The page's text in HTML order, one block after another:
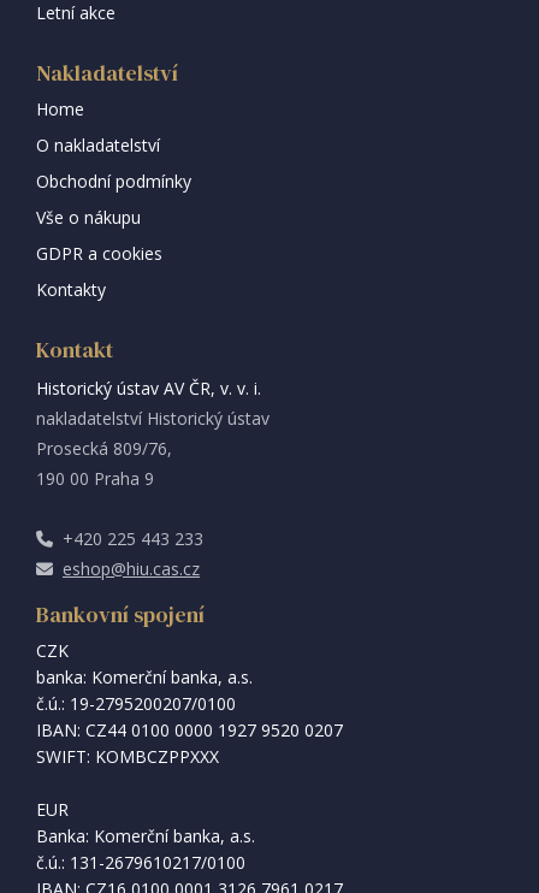
Letní akce
Nakladatelství
Home
O nakladatelství
Obchodní podmínky
Vše o nákupu
GDPR a cookies
Kontakty
Kontakt
Historický ústav AV ČR, v. v. i.
nakladatelství Historický ústav
Prosecká 809/76,
190 00 Praha 9
+420 225 443 233
eshop@hiu.cas.cz
Bankovní spojení
CZK
banka: Komerční banka, a.s.
č.ú.: 19-2795200207/0100
IBAN: CZ44 0100 0000 1927 9520 0207
SWIFT: KOMBCZPPXXX
EUR
Banka: Komerční banka, a.s.
č.ú.: 131-2679610217/0100
IBAN: CZ16 0100 0001 3126 7961 0217